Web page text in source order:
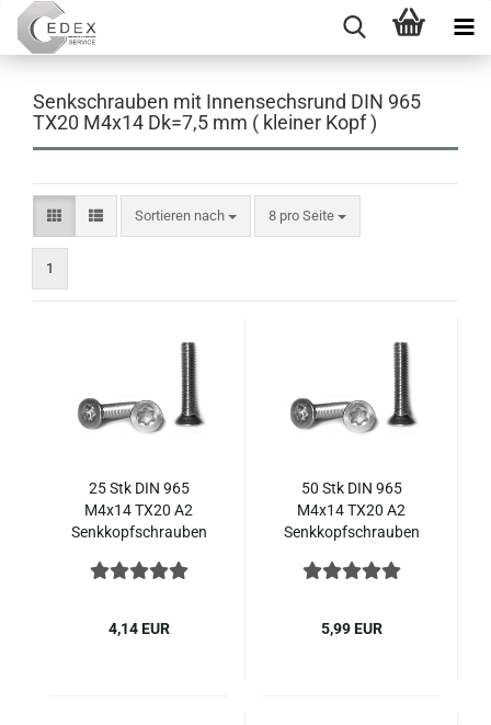
Senkschrauben mit Innensechsrund DIN 965
TX20 M4x14 Dk=7,5 mm ( kleiner Kopf )
Sortieren nach
Sortieren nach 8 pro Seite
pro Seite
1
25 Stk DIN 965
M4x14 TX20 A2
Senk­kopf­schrau­ben
Kopf
4,14 EUR
50 Stk DIN 965
M4x14 TX20 A2
Senk­kopf­schrau­ben
Kopf
5,99 EUR